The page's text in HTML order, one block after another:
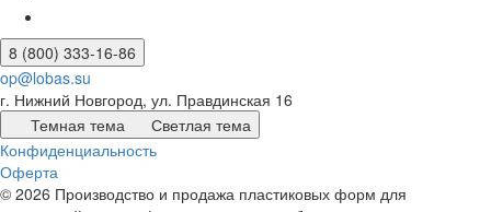
8 (800) 333-16-86
op@lobas.su
г. Нижний Новгород, ул. Правдинская 16
Темная тема
Светлая тема
Конфиденциальность
Оферта
© 2026 Производство и продажа пластиковых форм для